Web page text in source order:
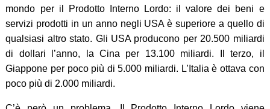
mondo per il Prodotto Interno Lordo: il valore dei beni e
servizi prodotti in un anno negli USA è superiore a quello di
qualsiasi altro stato. Gli USA producono per 20.500 miliardi
di dollari l’anno, la Cina per 13.100 miliardi. Il terzo, il
Giappone per poco più di 5.000 miliardi. L’Italia è ottava con
poco più di 2.000 miliardi.